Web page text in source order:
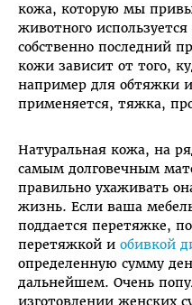
кожа, которую мы
животного
собственно последний
кожи зависит от того,
например для обтяжки и
применяется, тяжка,
Натуральная кожа, на
самым долговечным
правильно ухаживать
жизнь. Если ваша
поддается перетяжке,
перетяжкой и обивкой
определенную сумму
дальнейшем. Очень
изготовлении женских